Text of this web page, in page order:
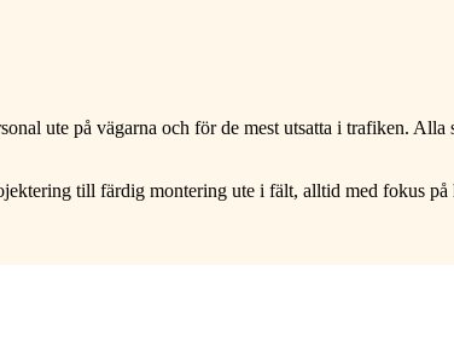
ute på vägarna och för de mest utsatta i trafiken. Alla
till färdig montering ute i fält, alltid med fokus på